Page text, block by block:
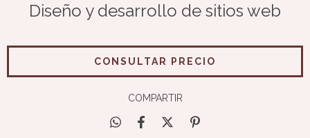
Diseño y desarrollo de sitios web
COMPARTIR